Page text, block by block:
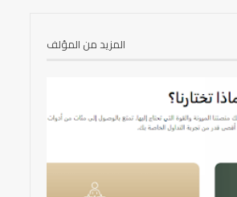
المزيد من المؤلف